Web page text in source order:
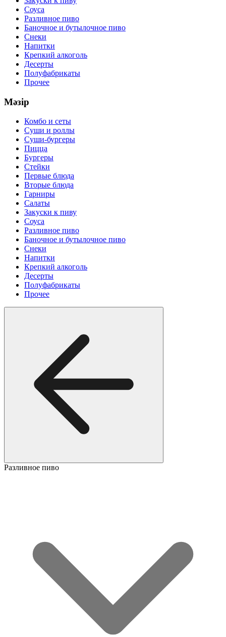
Соуса
Разливное пиво
Баночное и бутылочное пиво
Снеки
Напитки
Крепкий алкоголь
Десерты
Полуфабрикаты
Прочее
Мәзір
Комбо и сеты
Суши и роллы
Суши-бургеры
Пицца
Бургеры
Стейки
Первые блюда
Вторые блюда
Гарниры
Салаты
Закуски к пиву
Соуса
Разливное пиво
Баночное и бутылочное пиво
Снеки
Напитки
Крепкий алкоголь
Десерты
Полуфабрикаты
Прочее
Разливное пиво